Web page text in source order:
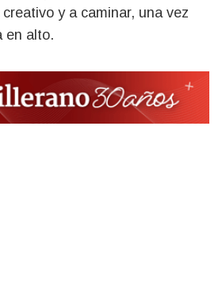
y a caminar, una vez
en alto.